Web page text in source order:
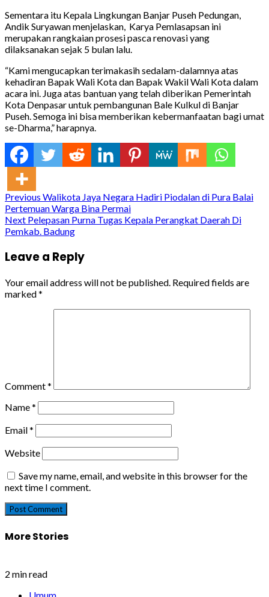
Sementara itu Kepala Lingkungan Banjar Puseh Pedungan,
Andik Suryawan menjelaskan, Karya Pemlasapsan ini
merupakan rangkaian prosesi pasca renovasi yang
dilaksanakan sejak 5 bulan lalu.
“Kami mengucapkan terimakasih sedalam-dalamnya atas
kehadiran Bapak Wali Kota dan Bapak Wakil Wali Kota dalam
acara ini. Juga atas bantuan yang telah diberikan Pemerintah
Kota Denpasar untuk pembangunan Bale Kulkul di Banjar
Puseh. Semoga ini bisa memberikan kebermanfaatan bagi umat
se-Dharma,” harapnya.
Continue
Reading
Previous Walikota Jaya Negara Hadiri Piodalan di Pura Balai
Pertemuan Warga Bina Permai
Next Pelepasan Purna Tugas Kepala Perangkat Daerah Di
Pemkab. Badung
Leave a Reply
Your email address will not be published. Required fields are
marked*
Comment*
Name*
Email*
Website
Save my name, email, and website in this browser for the
next time I comment.
More Stories
2 min read